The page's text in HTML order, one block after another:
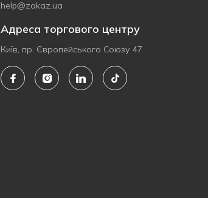
help@zakaz.ua
Адреса торгового центру
Київ, пр. Європейського Союзу 47